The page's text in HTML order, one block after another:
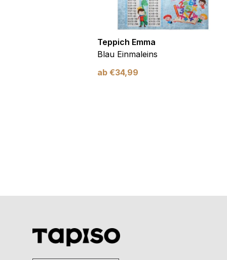
Teppich Emma
Blau Einmaleins
ab €34,99